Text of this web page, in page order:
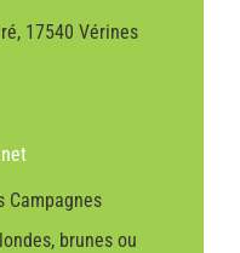
17540 Vérines
Campagnes
brunes ou